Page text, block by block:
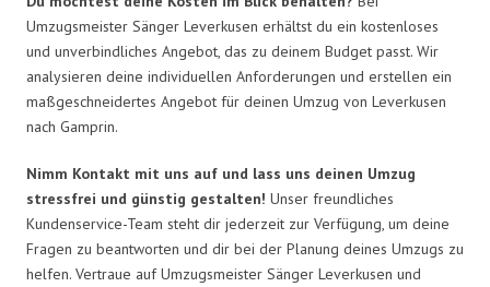
Umzugsmeister Sänger Leverkusen erhältst du ein kostenloses
und unverbindliches Angebot, das zu deinem Budget passt. Wir
analysieren deine individuellen Anforderungen und erstellen ein
maßgeschneidertes Angebot für deinen Umzug von Leverkusen
nach Gamprin.
Nimm Kontakt mit uns auf und lass uns deinen Umzug
stressfrei und günstig gestalten! Unser freundliches
Kundenservice-Team steht dir jederzeit zur Verfügung, um deine
Fragen zu beantworten und dir bei der Planung deines Umzugs zu
helfen. Vertraue auf Umzugsmeister Sänger Leverkusen und